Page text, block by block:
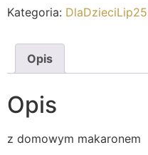
Kategoria: DlaDzieciLip25
Opis
Opis
z domowym makaronem